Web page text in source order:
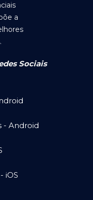
a
Sociais
- Android
iOS